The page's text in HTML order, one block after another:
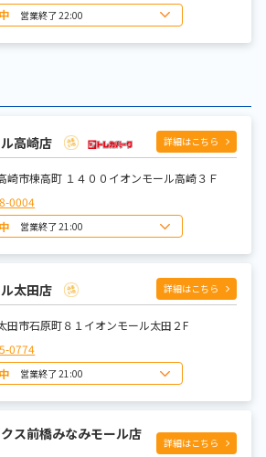
営業終了 22:00
曜日 8:00～22:00
曜日 8:00～22:00
高崎店 詳細はこちら
崎市棟高町 １４００イオンモール高崎３Ｆ
0004
営業終了 21:00
曜日 10:00~21:00
曜日
木曜日
曜日 10:00~21:00
太田店 詳細はこちら
田市石原町８１イオンモール太田２F
0774
営業終了 21:00
曜日 10:00～21:00
曜日 10:00～21:00
ス前橋みなみモール店
詳細はこちら